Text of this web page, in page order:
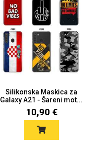
Silikonska Maskica za
Galaxy A21 - Šareni mot...
10,90 €